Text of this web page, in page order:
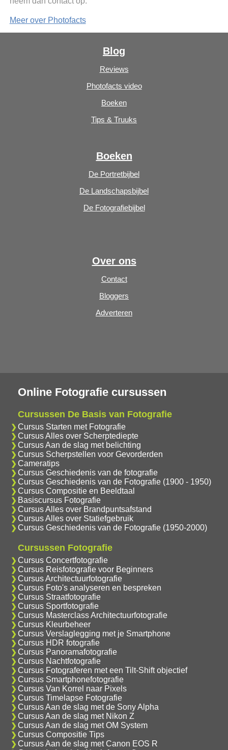
Meer over Photofacts
Blog
Reviews
Photofacts video
Boeken
Tips & Truuks
Boeken
De Portretbijbel
De Landschapsbijbel
De Fotografiebijbel
Over ons
Contact
Bloggers
Adverteren
Online Fotografie cursussen
Cursussen De Basis van Fotografie
Cursus Starten met Fotografie
Cursus Alles over Scherptediepte
Cursus Aan de slag met belichting
Cursus Scherpstellen voor Gevorderden
Cameratips
Cursus Geschiedenis van de fotografie
Cursus Geschiedenis van de Fotografie (1900 - 1950)
Cursus Compositie en Beeldtaal
Basiscursus Fotografie
Cursus Alles over Brandpuntsafstand
Cursus Alles over Statiefgebruik
Cursus Geschiedenis van de Fotografie (1950-2000)
Cursussen Fotografie
Cursus Concertfotografie
Cursus Reisfotografie voor Beginners
Cursus Architectuurfotografie
Cursus Foto's analyseren en bespreken
Cursus Straatfotografie
Cursus Sportfotografie
Cursus Masterclass Architectuurfotografie
Cursus Kleurbeheer
Cursus Verslaglegging met je Smartphone
Cursus HDR fotografie
Cursus Panoramafotografie
Cursus Nachtfotografie
Cursus Fotograferen met een Tilt-Shift objectief
Cursus Smartphonefotografie
Cursus Van Korrel naar Pixels
Cursus Timelapse Fotografie
Cursus Aan de slag met de Sony Alpha
Cursus Aan de slag met Nikon Z
Cursus Aan de slag met OM System
Cursus Compositie Tips
Cursus Aan de slag met Canon EOS R